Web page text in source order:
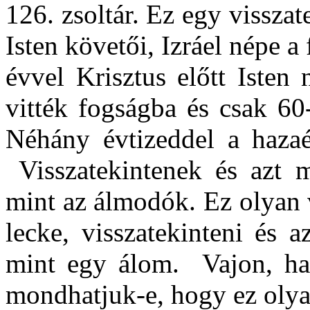
126. zsoltár. Ez egy
Isten követői, Izráel népe a
évvel Krisztus előtt Isten
vitték fogságba és csak
Néhány évtizeddel a
Visszatekintenek és azt
mint az álmodók. Ez
lecke, visszatekinteni és
mint egy álom. Vajon,
mondhatjuk-e, hogy ez